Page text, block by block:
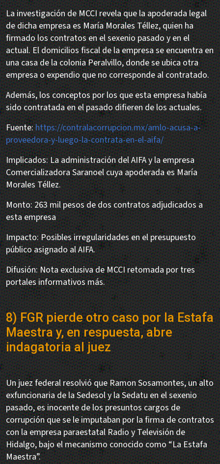
La investigación de MCCI revela que la apoderada legal
de dicha empresa es María Morales Téllez, quien ha
firmado los contratos en el sexenio pasado y en el
actual. El domicilios fiscal de la empresa se encuentra en
una casa de la colonia Peralvillo, donde se ubica otra
empresa o expendio que no corresponde al contratado.
Además, los conceptos por los que esta empresa había
sido contratada en el pasado difieren de los actuales.
Fuente:https://contralacorrupcion.mx/amlo-acusa-a-
proveedora-y-luego-la-contrata-en-el-aifa/
Implicados: La administración del AIFA y la empresa
Comercializadora Saranoel cuya apoderada es María
Morales Téllez.
Monto: 263 mil pesos de dos contratos adjudicados a
esta empresa
Impacto: Posibles irregularidades en el presupuesto
público asignado al AIFA.
Difusión: Nota exclusiva de MCCI retomada por tres
portales informativos más.
8) FGR pierde otro caso por la Estafa
Maestra y, en respuesta, abre
indagatoria al juez
Un juez federal resolvió que Ramon Sosamontes, un alto
exfuncionaria de la Sedesol y la Sedatu en el sexenio
pasado, es inocente de los presuntos cargos de
corrupción que se le imputaban por la firma de contratos
con la empresa paraestatal Radio y Televisión de
Hidalgo, bajo el mecanismo conocido como “La Estafa
Maestra”.